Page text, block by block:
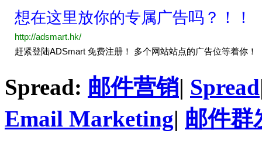
Spread: 邮件营销| Spread
Email Marketing| 邮件群